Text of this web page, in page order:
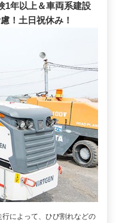
1年以上＆車両系建設
！土日祝休み！
によって、ひび割れなどの